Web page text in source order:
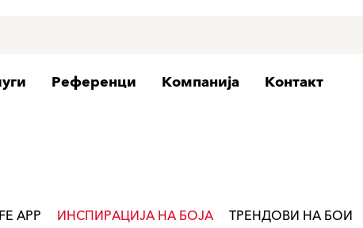
Референци Компанија Контакт
APP ИНСПИРАЦИЈА НА БОЈА ТРЕНДОВИ НА БОИ